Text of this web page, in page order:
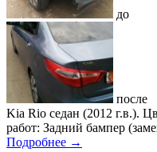
до
после
Kia Rio седан (2012 г.в.).
работ: Задний бампер
Подробнее →